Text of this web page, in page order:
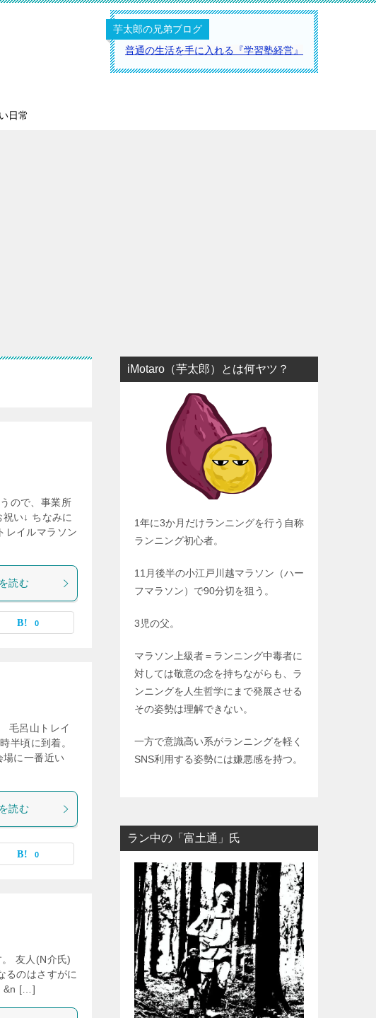
芋太郎の兄弟ブログ
普通の生活を手に入れる『学習塾経営』
日常
ので、事業所
い↓ ちなみに
レイルマラソン
読む
0
毛呂山トレイ
半頃に到着。
に一番近い
読む
0
友人(N介氏)
るのはさすがに
&n […]
iMotaro（芋太郎）とは何ヤツ？
1年に3か月だけランニングを行う自称
ランニング初心者。
11月後半の小江戸川越マラソン（ハー
フマラソン）で90分切を狙う。
3児の父。
マラソン上級者＝ランニング中毒者に
対しては敬意の念を持ちながらも、ラ
ンニングを人生哲学にまで発展させる
その姿勢は理解できない。
一方で意識高い系がランニングを軽く
SNS利用する姿勢には嫌悪感を持つ。
ラン中の「富土通」氏